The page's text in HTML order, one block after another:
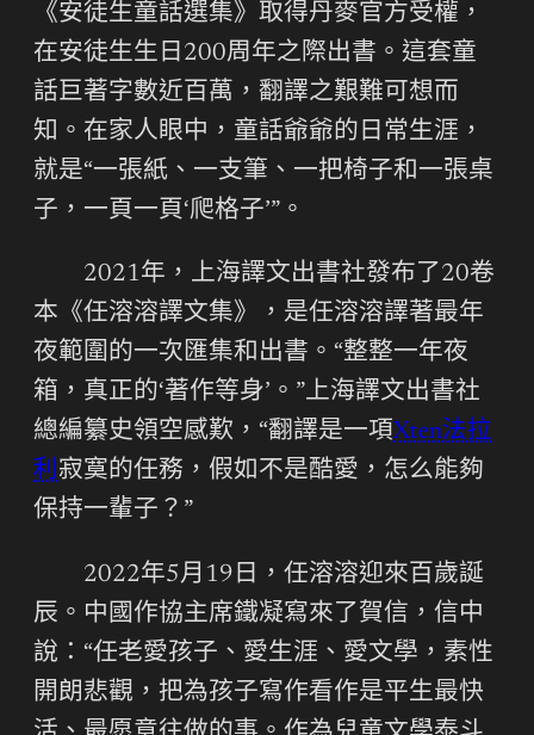
《安徒生童話選集》取得丹麥官方受權，
在安徒生生日200周年之際出書。這套童
話巨著字數近百萬，翻譯之艱難可想而
知。在家人眼中，童話爺爺的日常生涯，
就是“一張紙、一支筆、一把椅子和一張桌
子，一頁一頁‘爬格子’”。
2021年，上海譯文出書社發布了20卷
本《任溶溶譯文集》，是任溶溶譯著最年
夜範圍的一次匯集和出書。“整整一年夜
箱，真正的‘著作等身’。”上海譯文出書社
總編纂史領空感歎，“翻譯是一項Xten法拉
利寂寞的任務，假如不是酷愛，怎么能夠
保持一輩子？”
2022年5月19日，任溶溶迎來百歲誕
辰。中國作協主席鐵凝寫來了賀信，信中
說：“任老愛孩子、愛生涯、愛文學，素性
開朗悲觀，把為孩子寫作看作是平生最快